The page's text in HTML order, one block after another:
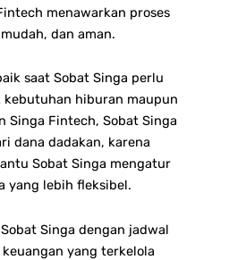
menawarkan proses
dan aman.
saat Sobat Singa perlu
hiburan maupun
Singa Fintech, Sobat Singa
dana dadakan, karena
Sobat Singa mengatur
yang lebih fleksibel.
Singa dengan jadwal
yang terkelola